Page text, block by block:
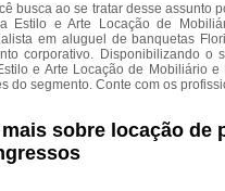
busca ao se tratar desse assunto
Estilo e Arte Locação de
em aluguel de banquetas
corporativo. Disponibilizando o
e Arte Locação de Mobiliário e
do segmento. Conte com os
sobre locação de